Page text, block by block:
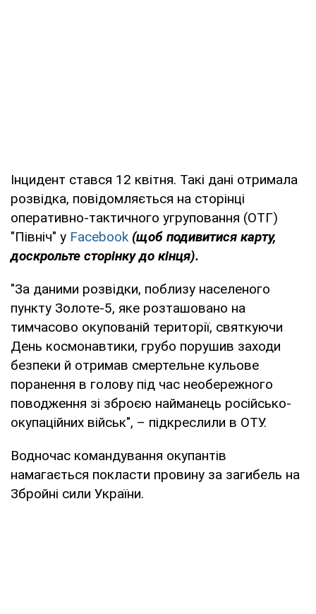
Інцидент стався 12 квітня. Такі дані отримала
розвідка, повідомляється на сторінці
оперативно-тактичного угруповання (ОТГ)
"Північ" у Facebook (щоб подивитися карту,
доскрольте сторінку до кінця).
"За даними розвідки, поблизу населеного
пункту Золоте-5, яке розташовано на
тимчасово окупованій території, святкуючи
День космонавтики, грубо порушив заходи
безпеки й отримав смертельне кульове
поранення в голову під час необережного
поводження зі зброєю найманець російсько-
окупаційних військ", – підкреслили в ОТУ.
Водночас командування окупантів
намагається покласти провину за загибель на
Збройні сили України.